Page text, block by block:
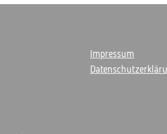
Impressum